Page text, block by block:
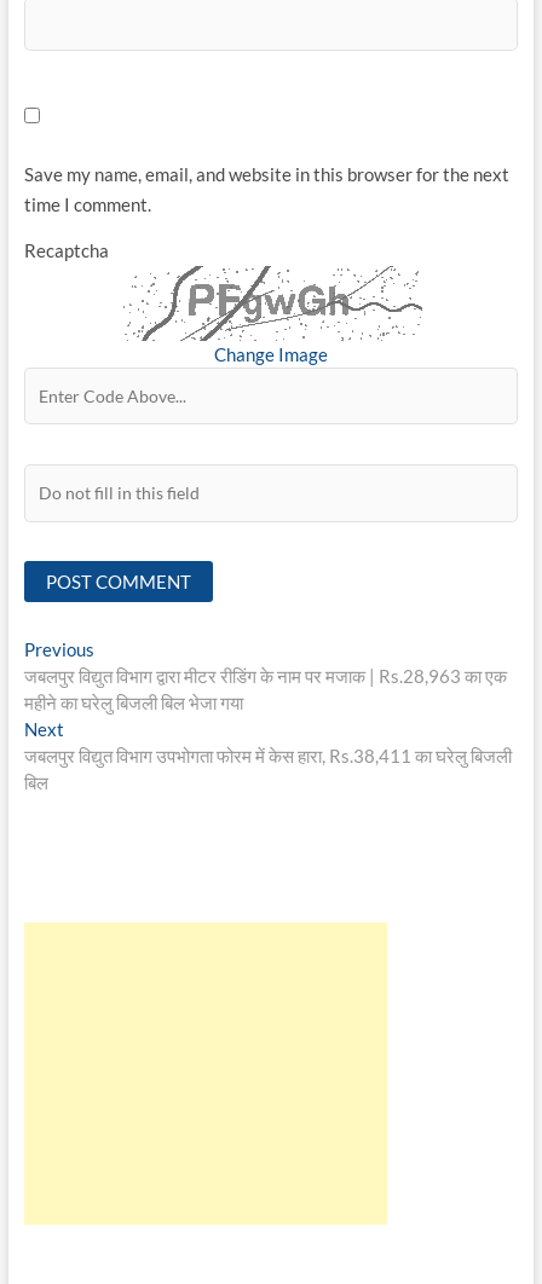
Save my name, email, and website in this browser for the next
time I comment.
Recaptcha
Change Image
Post
navigation
PreviousPrevious
post:
जबलपुर विद्युत विभाग द्वारा मीटर रीडिंग के नाम पर मजाक | Rs.28,963 का एक
महीने का घरेलु बिजली बिल भेजा गया
NextNext
post:
जबलपुर विद्युत विभाग उपभोगता फोरम में केस हारा, Rs.38,411 का घरेलु बिजली
बिल